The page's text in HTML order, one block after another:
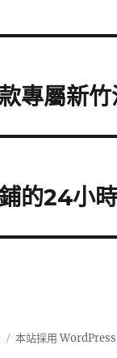
專屬新
的24小
本站採用 WordPress